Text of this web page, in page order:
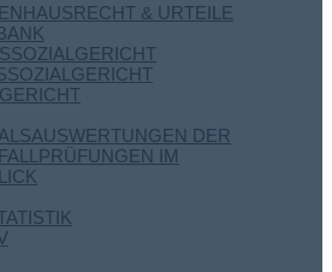
& URTEILE
DER
IM